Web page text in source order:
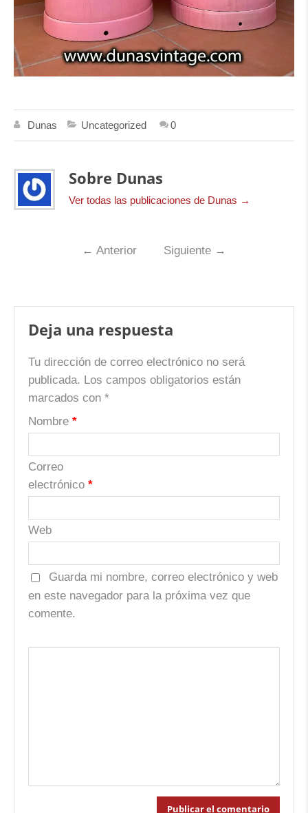
Dunas Uncategorized 0
Sobre Dunas
Ver todas las publicaciones de Dunas →
← Anterior Siguiente →
Deja una respuesta
Tu dirección de correo electrónico no será
publicada. Los campos obligatorios están
marcados con *
Nombre *
Correo
electrónico *
Web
Guarda mi nombre, correo electrónico y web
en este navegador para la próxima vez que
comente.